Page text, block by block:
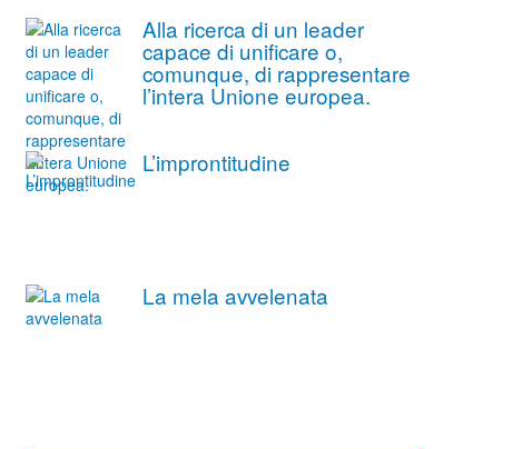
Alla ricerca di un leader
capace di unificare o,
comunque, di rappresentare
l’intera Unione europea.
L’improntitudine
La mela avvelenata